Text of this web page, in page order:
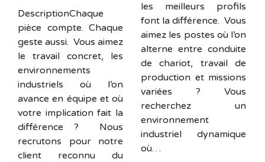
DescriptionChaque
pièce compte. Chaque
geste aussi. Vous aimez
le travail concret, les
environnements
industriels où l’on
avance en équipe et où
votre implication fait la
différence ? Nous
recrutons pour notre
client reconnu du
les meilleurs profils
font la différence. Vous
aimez les postes où l’on
alterne entre conduite
de chariot, travail de
production et missions
variées ? Vous
recherchez un
environnement
industriel dynamique
où…